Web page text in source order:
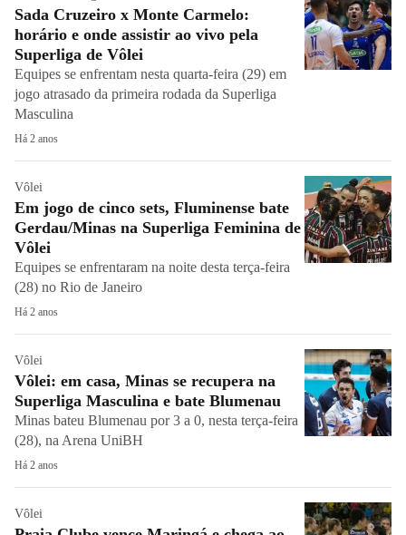
Sada Cruzeiro x Monte Carmelo:
horário e onde assistir ao vivo pela
Superliga de Vôlei
Equipes se enfrentam nesta quarta-feira (29) em
jogo atrasado da primeira rodada da Superliga
Masculina
Há 2 anos
Vôlei
Em jogo de cinco sets, Fluminense bate
Gerdau/Minas na Superliga Feminina de
Vôlei
Equipes se enfrentaram na noite desta terça-feira
(28) no Rio de Janeiro
Há 2 anos
Vôlei
Vôlei: em casa, Minas se recupera na
Superliga Masculina e bate Blumenau
Minas bateu Blumenau por 3 a 0, nesta terça-feira
(28), na Arena UniBH
Há 2 anos
Vôlei